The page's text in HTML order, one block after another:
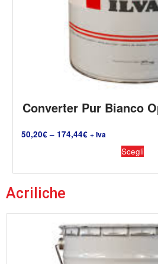
Converter Pur Bianco
50,20€– 174,44€ + Iva
Scegli
Acriliche